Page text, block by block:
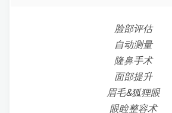
脸部评估
自动测量
隆鼻手术
面部提升
眉毛&狐狸眼
眼睑整容术